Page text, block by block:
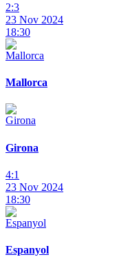
2:3
23 Nov 2024
18:30
Mallorca
Girona
4:1
23 Nov 2024
18:30
Espanyol